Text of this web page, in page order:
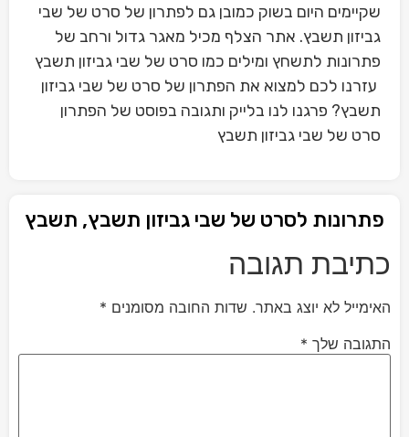
שקיימים היום בשוק כמובן גם לפתרון של סרט של שבי
גביזון תשבץ. אתר הצלף מכיל מאגר גדול ורחב של
פתרונות לתשחץ ומילים כמו סרט של שבי גביזון תשבץ
עזרנו לכם למצוא את הפתרון של סרט של שבי גביזון
תשבץ? פרגנו לנו בלייק ותגובה בפוסט של הפתרון
סרט של שבי גביזון תשבץ
פתרונות לסרט של שבי גביזון תשבץ, תשבץ
כתיבת תגובה
האימייל לא יוצג באתר. שדות החובה מסומנים *
התגובה שלך *